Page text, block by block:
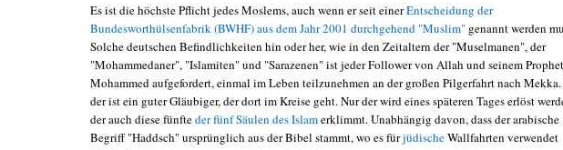
Es ist die höchste Pflicht jedes Moslems, auch wenn er seit einerEntscheidung der
Bundesworthülsenfabrik (BWHF) aus dem Jahr 2001 durchgehend "Muslim" genannt werden
Solche deutschen Befindlichkeiten hin oder her, wie in den Zeitaltern der "Muselmanen", der
"Mohammedaner", "Islamiten" und "Sarazenen" ist jeder Follower von Allah und seinem
Mohammed aufgefordert, einmal im Leben teilzunehmen an der großen Pilgerfahrt nach
der ist ein guter Gläubiger, der dort im Kreise geht. Nur der wird eines späteren Tages erlöst
der auch diese fünfteder fünf Säulen des Islamerklimmt. Unabhängig davon, dass der arabische
Begriff "Haddsch" ursprünglich aus der Bibel stammt, wo es fürjüdischeWallfahrten verwendet